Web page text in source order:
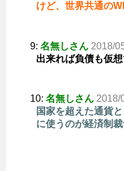
けど、世界共通の
9: 名無しさん 2018/
出来れば負債も仮
10: 名無しさん 2018/
国家を超えた通貨
に使うのが経済制